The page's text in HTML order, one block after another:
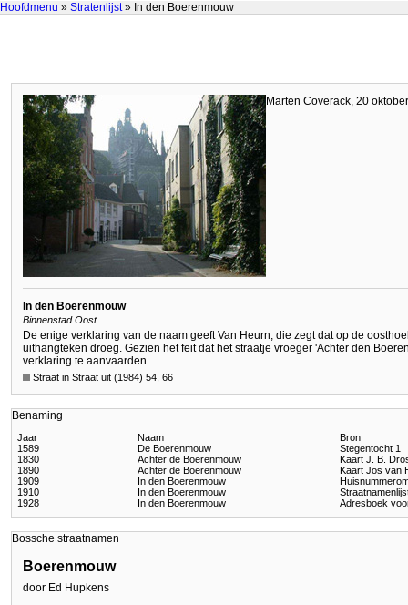
Hoofdmenu » Stratenlijst» In den Boerenmouw
Marten Coverack, 20
In den Boerenmouw
Binnenstad Oost
De enige verklaring van de naam geeft Van Heurn, die zegt dat op de
uithangteken droeg. Gezien het feit dat het straatje vroeger 'Achter den
verklaring te aanvaarden.
Straat in Straat uit (1984) 54, 66
Benaming
Jaar Naam
Bron
1589
De Boerenmouw
Stegentocht 1
1830
Achter de Boerenmouw
Kaart J. B.
1890
Achter de Boerenmouw
Kaart Jos van
1909
In den Boerenmouw
1910
In den Boerenmouw
1928
In den Boerenmouw Adresboek
Bossche straatnamen
Boerenmouw
door Ed Hupkens